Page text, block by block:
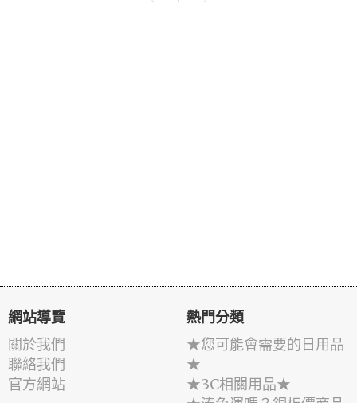
網站導覽
關於我們
聯絡我們
官方網站
熱門分類
★您可能會需要的日用品
★
★3C相關用品★